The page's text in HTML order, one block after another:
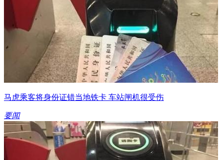
马虎乘客将身份证错当地铁卡 车站闸机很受伤
要闻